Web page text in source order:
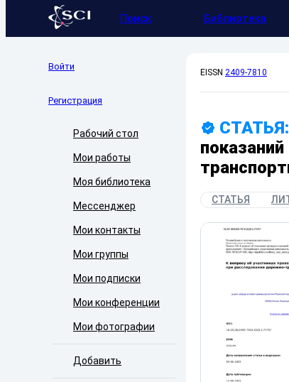
Поиск Библиотека
Войти
Регистрация
Рабочий стол
Мои работы
Моя библиотека
Мессенджер
Мои контакты
Мои группы
Мои подписки
Мои конференции
Мои фотографии
Добавить
EISSN 2409-7810
СТАТЬЯ:
СТАТЬЯ